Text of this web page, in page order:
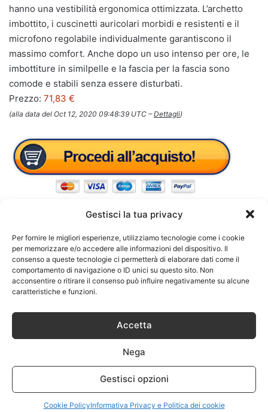
Gestisci la tua privacy
Per fornire le migliori esperienze, utilizziamo tecnologie come i cookie
per memorizzare e/o accedere alle informazioni del dispositivo. Il
consenso a queste tecnologie ci permetterà di elaborare dati come il
comportamento di navigazione o ID unici su questo sito. Non
acconsentire o ritirare il consenso può influire negativamente su alcune
caratteristiche e funzioni.
Accetta
Nega
Gestisci opzioni
Cookie PolicyInformativa Privacy e Politica dei cookie
hanno una vestibilità ergonomica ottimizzata. L’archetto
imbottito, i cuscinetti auricolari morbidi e resistenti e il
microfono regolabile individualmente garantiscono il
massimo comfort. Anche dopo un uso intenso per ore, le
imbottiture in similpelle e la fascia per la fascia sono
comode e stabili senza essere disturbati.
Prezzo: 71,83 €
(alla data del Oct 12, 2020 09:48:39 UTC –Dettagli)